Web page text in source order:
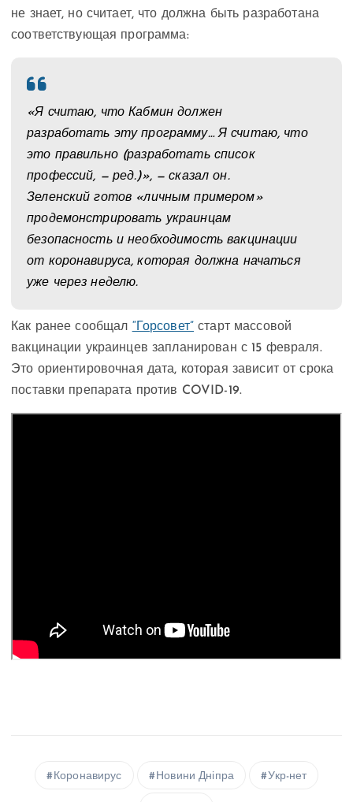
не знает, но считает, что должна быть разработана
соответствующая программа:
«Я считаю, что Кабмин должен
разработать эту программу… Я считаю, что
это правильно (разработать список
профессий, — ред.)», — сказал он.
Зеленский готов «личным примером»
продемонстрировать украинцам
безопасность и необходимость вакцинации
от коронавируса, которая должна начаться
уже через неделю.
Как ранее сообщал “Горсовет” старт массовой
вакцинации украинцев запланирован с 15 февраля.
Это ориентировочная дата, которая зависит от срока
поставки препарата против COVID-19.
Коронавирус Новини Дніпра Укр-нет